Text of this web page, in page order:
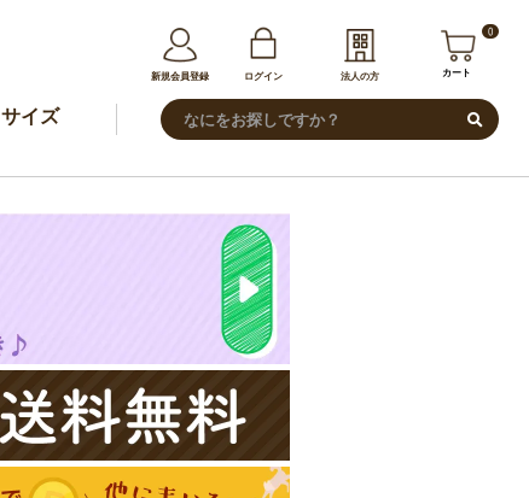
新規会員登録 ログイン 法人の方
0
カート
サイズ